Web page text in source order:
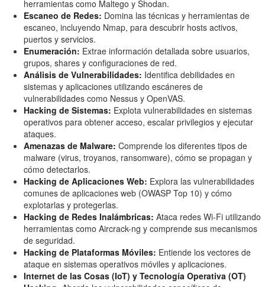
herramientas como Maltego y Shodan.
Escaneo de Redes: Domina las técnicas y herramientas de
escaneo, incluyendo Nmap, para descubrir hosts activos,
puertos y servicios.
Enumeración: Extrae información detallada sobre usuarios,
grupos, shares y configuraciones de red.
Análisis de Vulnerabilidades: Identifica debilidades en
sistemas y aplicaciones utilizando escáneres de
vulnerabilidades como Nessus y OpenVAS.
Hacking de Sistemas: Explota vulnerabilidades en sistemas
operativos para obtener acceso, escalar privilegios y ejecutar
ataques.
Amenazas de Malware: Comprende los diferentes tipos de
malware (virus, troyanos, ransomware), cómo se propagan y
cómo detectarlos.
Hacking de Aplicaciones Web: Explora las vulnerabilidades
comunes de aplicaciones web (OWASP Top 10) y cómo
explotarlas y protegerlas.
Hacking de Redes Inalámbricas: Ataca redes Wi-Fi utilizando
herramientas como Aircrack-ng y comprende sus mecanismos
de seguridad.
Hacking de Plataformas Móviles: Entiende los vectores de
ataque en sistemas operativos móviles y aplicaciones.
Internet de las Cosas (IoT) y Tecnología Operativa (OT)